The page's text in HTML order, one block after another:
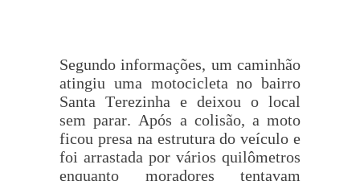
Segundo informações, um caminhão
atingiu uma motocicleta no bairro
Santa Terezinha e deixou o local
sem parar. Após a colisão, a moto
ficou presa na estrutura do veículo e
foi arrastada por vários quilômetros
enquanto moradores tentavam